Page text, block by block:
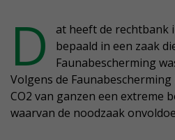
D
at heeft de rechtbank
bepaald in een zaak
Faunabescherming
Volgens de
CO2 van ganzen een extreme
waarvan de noodzaak